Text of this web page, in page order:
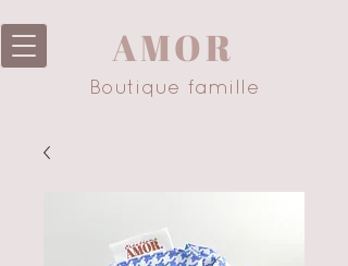
AMOR
Boutique famille